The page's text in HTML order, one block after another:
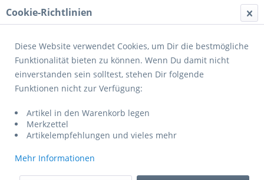
Menü
Tische/Tischsysteme
VIELFALT STEHT ZUR WAHL! Material, Farbe, Tischgröße,
Design – die Anforderungen an einen Gartentisch sind
hoch. Hier spielt das individuelle Platzangebot auf der
Terrasse eine ebenso große...
Cookie-Richtlinien
Diese Website verwendet Cookies, um Dir die bestmögliche
Funktionalität bieten zu können. Wenn Du damit nicht
einverstanden sein solltest, stehen Dir folgende
Funktionen nicht zur Verfügung:
Artikel in den Warenkorb legen
Merkzettel
Artikelempfehlungen und vieles mehr
Mehr Informationen